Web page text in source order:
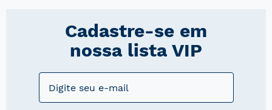
Cadastre-se em
nossa lista VIP